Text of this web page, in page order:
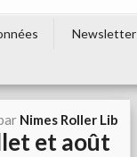
Newsletter
Nimes Roller Lib
et août